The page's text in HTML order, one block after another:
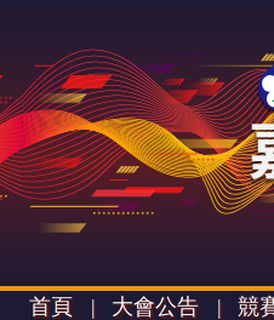
首頁 | 大會公告 | 競